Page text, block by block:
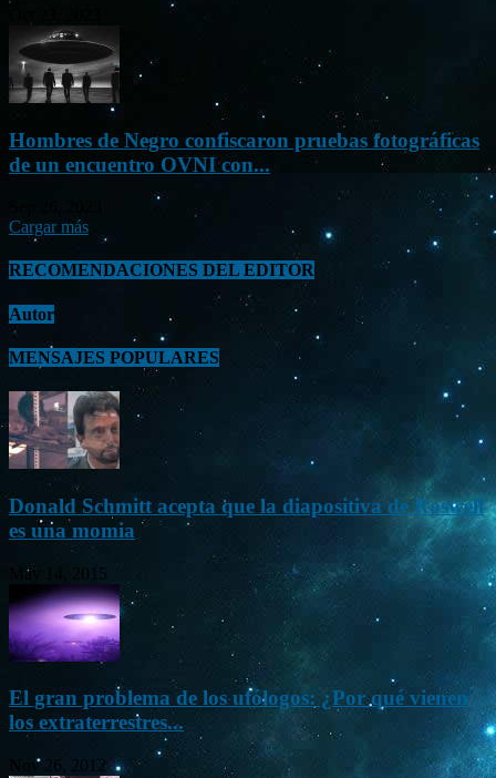
Hombres de Negro confiscaron pruebas fotográficas
de un encuentro OVNI con...
Cargar más
RECOMENDACIONES DEL EDITOR
Autor
MENSAJES POPULARES
Donald Schmitt acepta que la diapositiva de Roswell
es una momia
May 14, 2015
El gran problema de los ufólogos: ¿Por qué vienen
los extraterrestres...
Nov 26, 2012